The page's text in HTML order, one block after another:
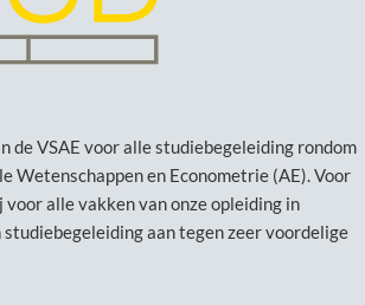
de VSAE voor alle studiebegeleiding rondom
Wetenschappen en Econometrie (AE). Voor
voor alle vakken van onze opleiding in
aan tegen zeer voordelige